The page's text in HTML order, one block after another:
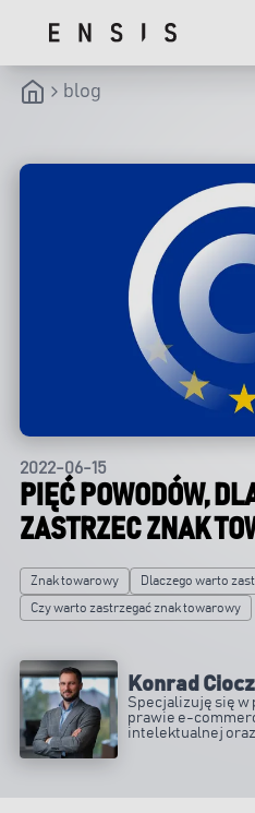
blog
2022-06-15
PIĘĆ POWODÓW,
ZASTRZEC ZNAK
Znak towarowy Dlaczego warto
Czy warto zastrzegać znak towarowy
Konrad
Specjalizuję się w
prawie e-
intelektualnej